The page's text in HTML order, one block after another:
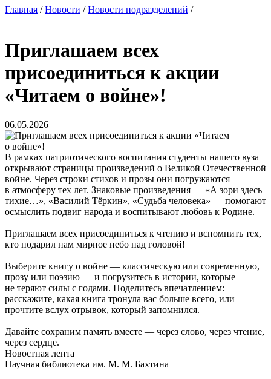
Главная /Новости /Новости подразделений /
Приглашаем всех
присоединиться к акции
«Читаем о войне»!
06.05.2026
В рамках патриотического воспитания студенты нашего вуза
открывают страницы произведений о Великой Отечественной
войне. Через строки стихов и прозы они погружаются
в атмосферу тех лет. Знаковые произведения — «А зори здесь
тихие…», «Василий Тёркин», «Судьба человека» — помогают
осмыслить подвиг народа и воспитывают любовь к Родине.
Приглашаем всех присоединиться к чтению и вспомнить тех,
кто подарил нам мирное небо над головой!
Выберите книгу о войне — классическую или современную,
прозу или поэзию — и погрузитесь в истории, которые
не теряют силы с годами. Поделитесь впечатлением:
расскажите, какая книга тронула вас больше всего, или
прочтите вслух отрывок, который запомнился.
Давайте сохраним память вместе — через слово, через чтение,
через сердце.
Новостная лента
Научная библиотека им. М. М. Бахтина